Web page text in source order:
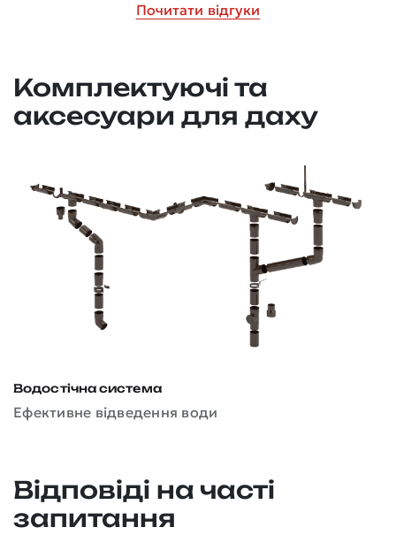
Почитати відгуки
Комплектуючі та
аксесуари для даху
Водостічна система
Ефективне відведення води
Відповіді на часті
запитання